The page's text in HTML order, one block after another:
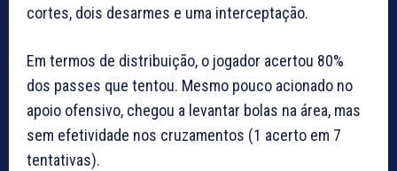
cortes, dois desarmes e uma interceptação.
Em termos de distribuição, o jogador acertou 80%
dos passes que tentou. Mesmo pouco acionado no
apoio ofensivo, chegou a levantar bolas na área, mas
sem efetividade nos cruzamentos (1 acerto em 7
tentativas).